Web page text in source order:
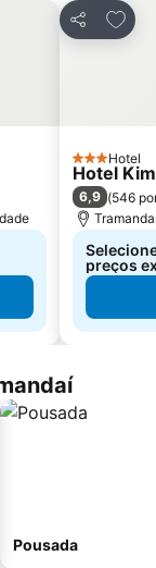
Partilhar
3 Estrelas
Hotel
Hotel
6,9 (546
preços
Pousada